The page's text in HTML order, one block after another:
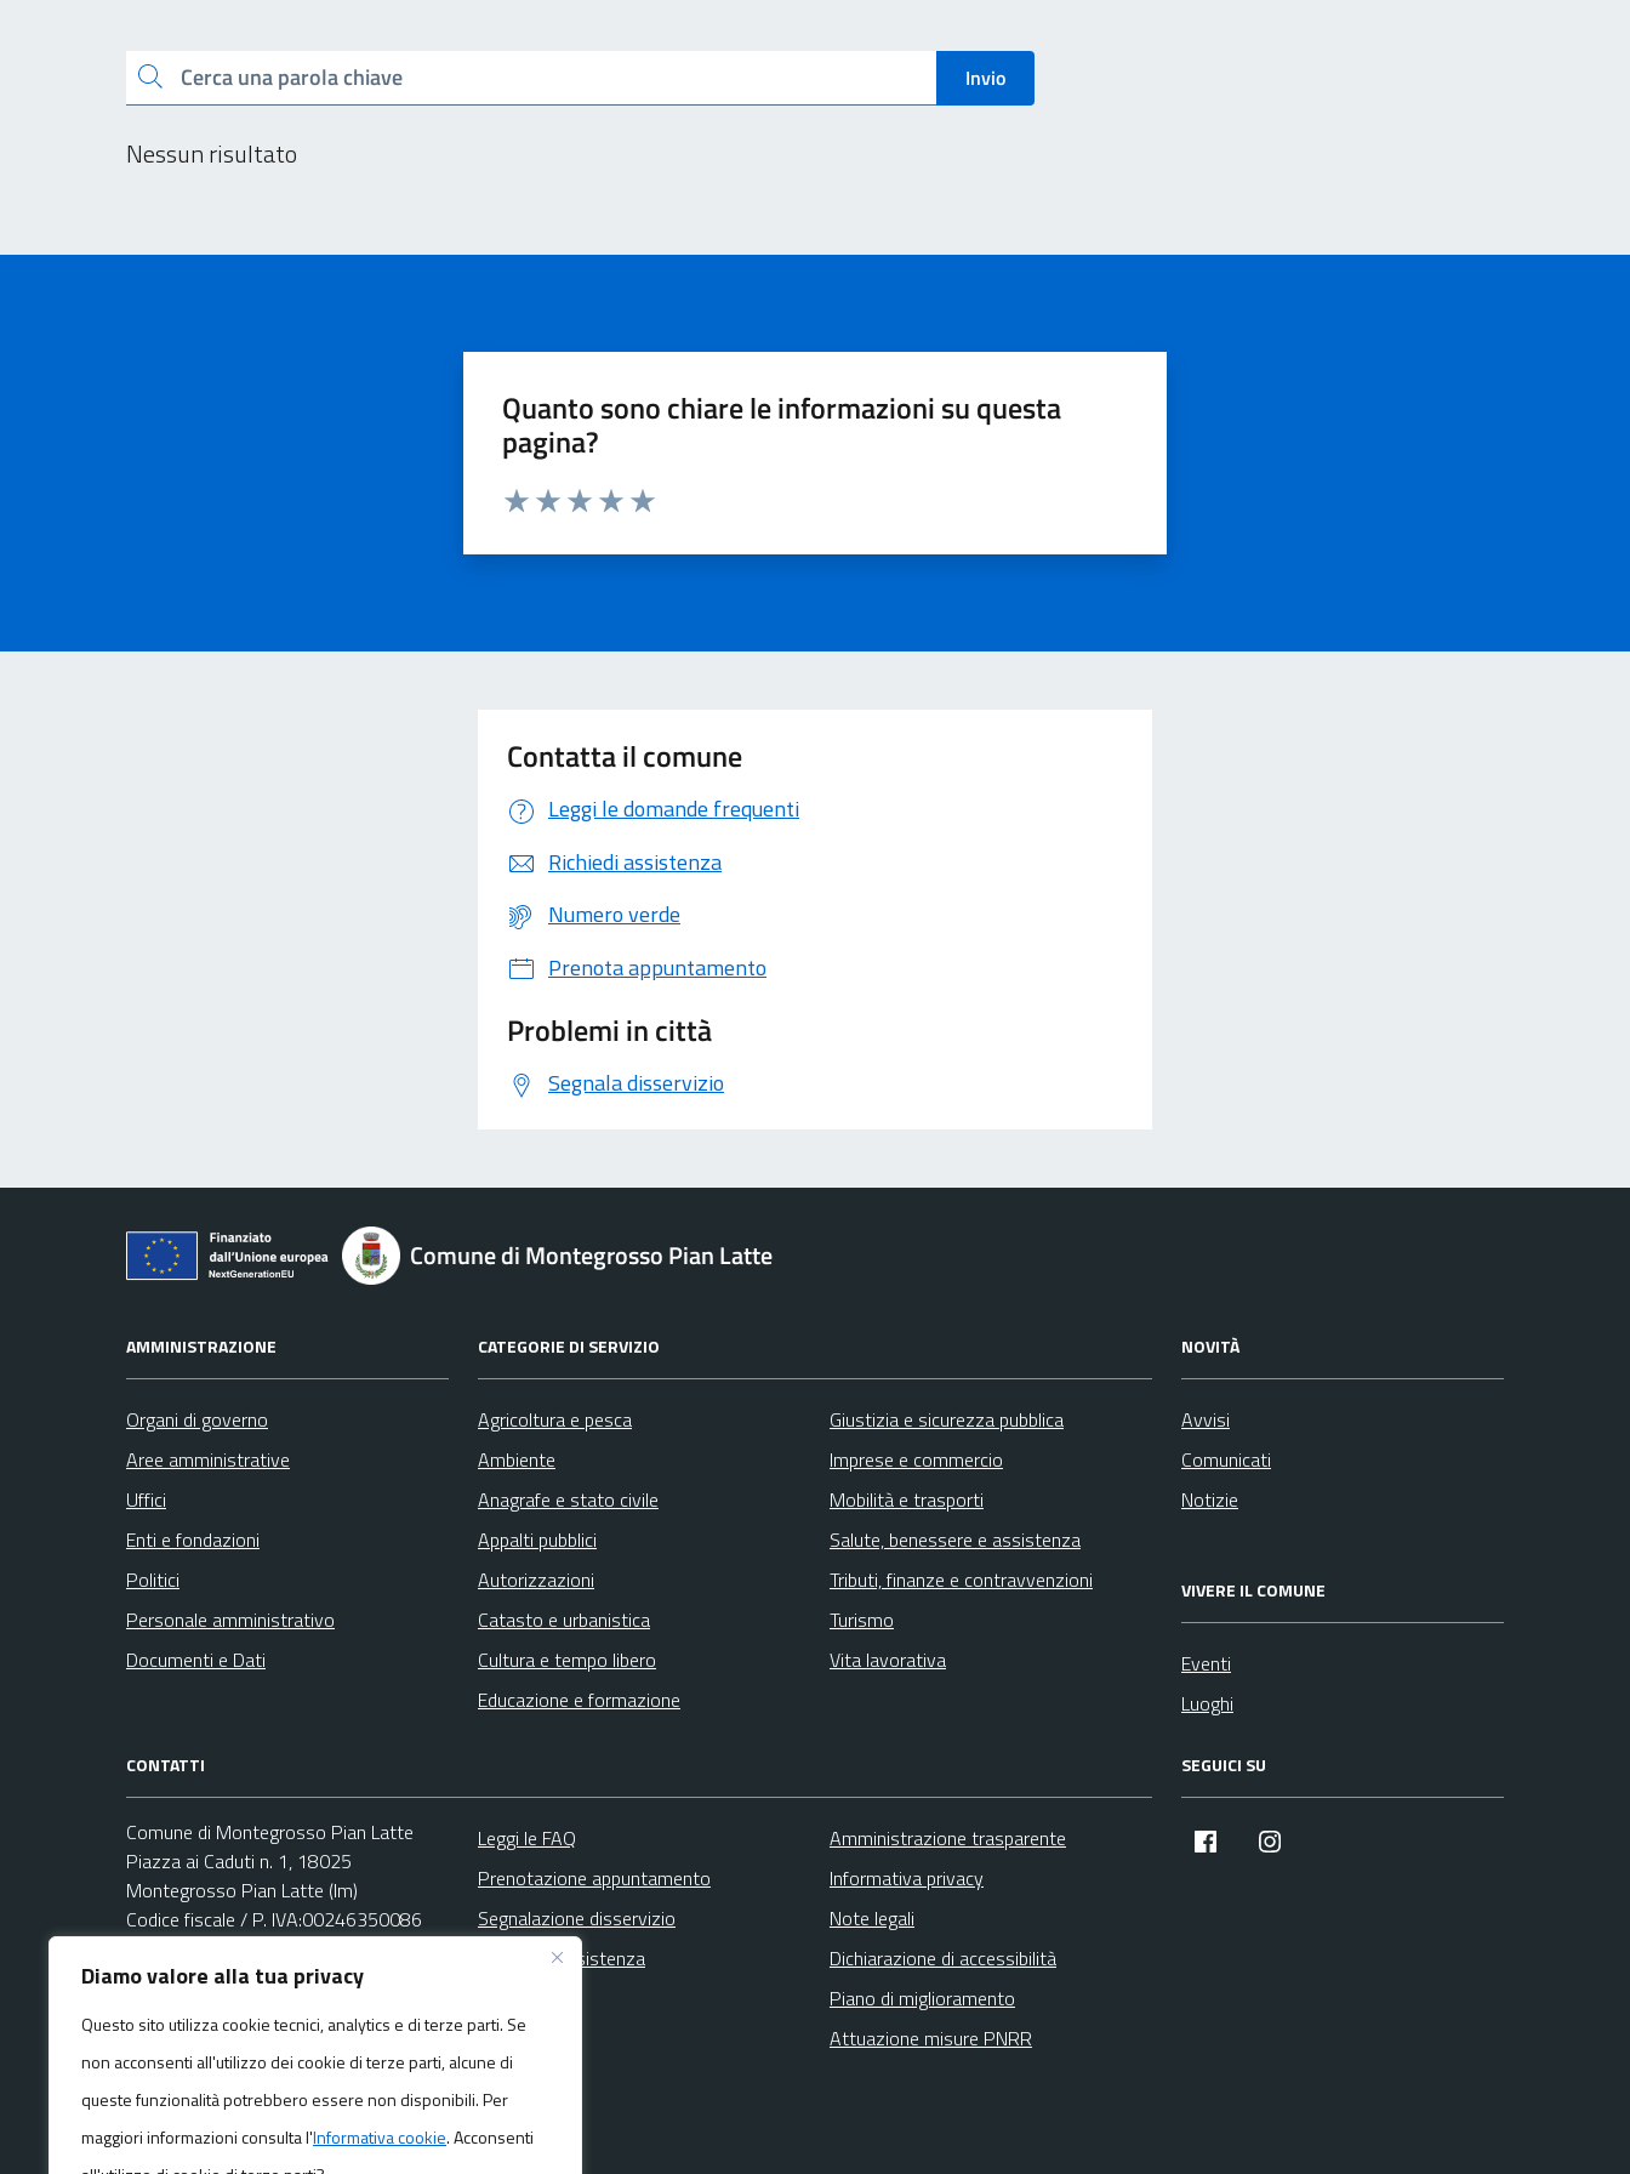
Diamo valore alla tua privacy
Questo sito utilizza cookie tecnici, analytics e di terze parti. Se
non acconsenti all'utilizzo dei cookie di terze parti, alcune di
queste funzionalità potrebbero essere non disponibili. Per
maggiori informazioni consulta l'Informativa cookie. Acconsenti
Cerca una parola chiave Invio
Nessun risultato
Quanto sono chiare le informazioni su questa
pagina?
Contatta il comune
Leggi le domande frequenti
Richiedi assistenza
Numero verde
Prenota appuntamento
Problemi in città
Segnala disservizio
Comune di Montegrosso Pian Latte
AMMINISTRAZIONE
Organi di governo
Aree amministrative
Uffici
Enti e fondazioni
Politici
Personale amministrativo
Documenti e Dati
CATEGORIE DI SERVIZIO
Agricoltura e pesca
Ambiente
Anagrafe e stato civile
Appalti pubblici
Autorizzazioni
Catasto e urbanistica
Cultura e tempo libero
Educazione e formazione
Giustizia e sicurezza pubblica
Imprese e commercio
Mobilità e trasporti
Salute, benessere e assistenza
Tributi, finanze e contravvenzioni
Turismo
Vita lavorativa
NOVITÀ
Avvisi
Comunicati
Notizie
VIVERE IL COMUNE
Eventi
Luoghi
CONTATTI
Comune di Montegrosso Pian Latte
Piazza ai Caduti n. 1, 18025
Montegrosso Pian Latte (Im)
Codice fiscale / P. IVA:00246350086
Area Amministrativa
PEC:
pec@pec.comune.montegrossopianlatte.im.it
Centralino unico: +39 0183 328731
Leggi le FAQ
Prenotazione appuntamento
Segnalazione disservizio
Richiesta assistenza
Amministrazione trasparente
Informativa privacy
Note legali
Dichiarazione di accessibilità
Piano di miglioramento
Attuazione misure PNRR
SEGUICI SU
facebook